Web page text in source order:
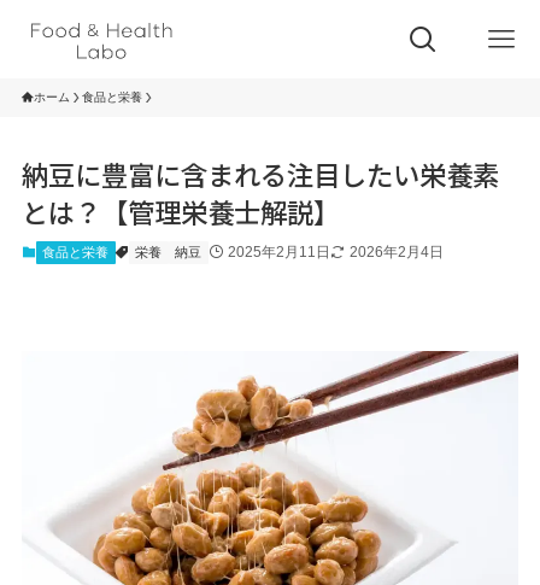
ホーム 食品と栄養
納豆に豊富に含まれる注目したい栄養素
とは？【管理栄養士解説】
食品と栄養 栄養 納豆 2025年2月11日 2026年2月4日